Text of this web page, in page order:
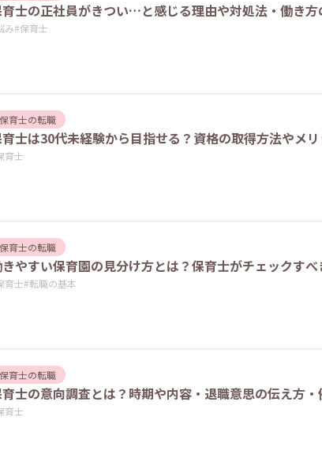
士の正社員がきつい…と感じる理由や対処法・働き方
み#保育士
保育士の転職
士は30代未経験から目指せる？資格の取得方法やメ
育士
保育士の転職
やすい保育園の見分け方とは？保育士がチェックすべ
育士#転職の基本
保育士の転職
士の意向調査とは？時期や内容・退職意思の伝え方
育士